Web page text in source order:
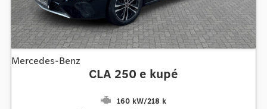
Mercedes-Benz
CLA 250 e kupé
160 kW/218 k